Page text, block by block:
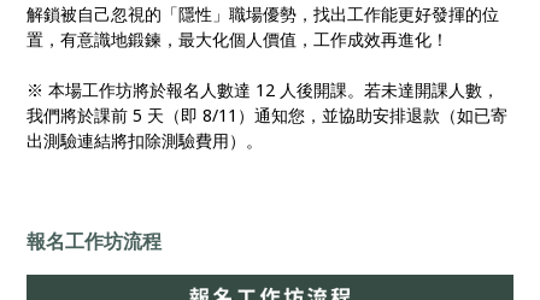
解鎖被自己忽視的「隱性」職場優勢，找出工作能更好發揮的位
置，有意識地鍛鍊，最大化個人價值，工作成效再進化！
※本場工作坊將於報名人數達 12 人後開課。若未達開課人數，
我們將於課前 5 天（即 8/11）通知您，並協助安排退款（如已寄
出測驗連結將扣除測驗費用）。
報名工作坊流程